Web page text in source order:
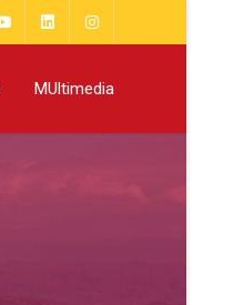
MUltimedia